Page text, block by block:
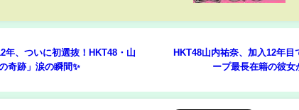
年、ついに初選抜！HKT48・山
奇跡」涙の瞬間✨
HKT48山内祐奈、加入12年
ープ最長在籍の彼女